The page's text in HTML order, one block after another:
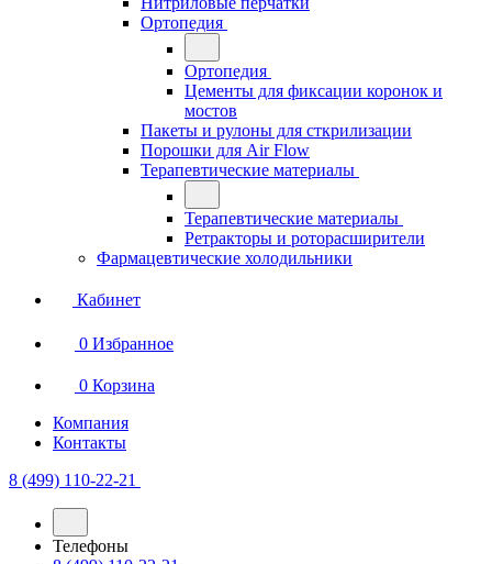
Ортопедия
Ортопедия
Цементы для фиксации коронок и
мостов
Пакеты и рулоны для сткрилизации
Порошки для Air Flow
Терапевтические материалы
Терапевтические материалы
Ретракторы и роторасширители
Фармацевтические холодильники
Кабинет
0 Избранное
0 Корзина
Компания
Контакты
8 (499) 110-22-21
Телефоны